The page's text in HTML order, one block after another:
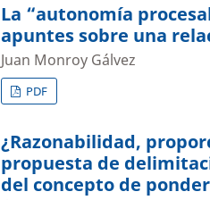
La “autonomía
apuntes sobre una
Juan Monroy Gálvez
PDF
¿Razonabilidad,
propuesta de
del concepto de